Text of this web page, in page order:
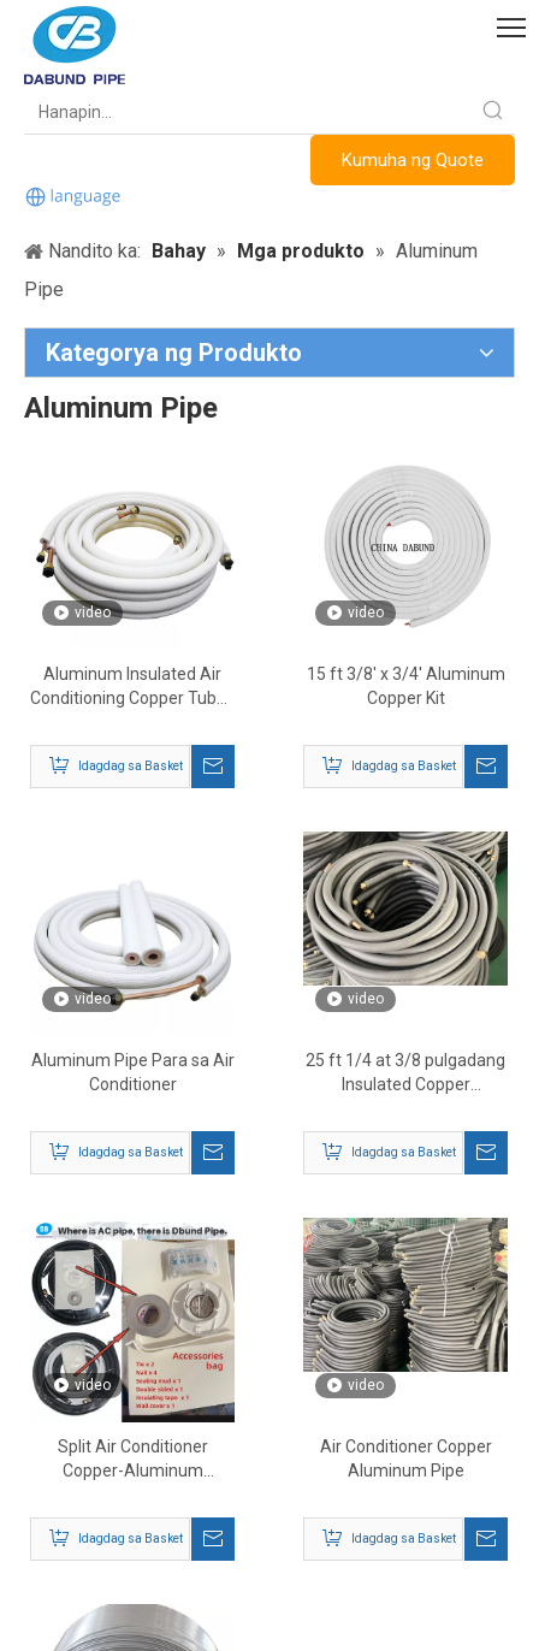
Kumuha ng Quote
Nandito ka: Bahay » Mga produkto » Aluminum
Pipe
Kategorya ng Produkto
Aluminum Pipe
video
Aluminum Insulated Air
Conditioning Copper Tubes
Refrigerant Lines
Idagdag sa Basket
video
15 ft 3/8' x 3/4' Aluminum
Copper Kit
Idagdag sa Basket
video
Aluminum Pipe Para sa Air
Conditioner
Idagdag sa Basket
video
25 ft 1/4 at 3/8 pulgadang
Insulated Copper
Idagdag sa Basket
video
Split Air Conditioner
Copper-Aluminum
Idagdag sa Basket
video
Air Conditioner Copper
Aluminum Pipe
Idagdag sa Basket